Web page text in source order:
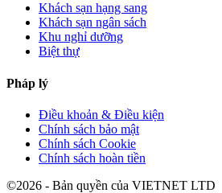
Khách sạn hạng sang
Khách sạn ngân sách
Khu nghỉ dưỡng
Biệt thự
Pháp lý
Điều khoản & Điều kiện
Chính sách bảo mật
Chính sách Cookie
Chính sách hoàn tiền
©2026 - Bản quyền của VIETNET LTD